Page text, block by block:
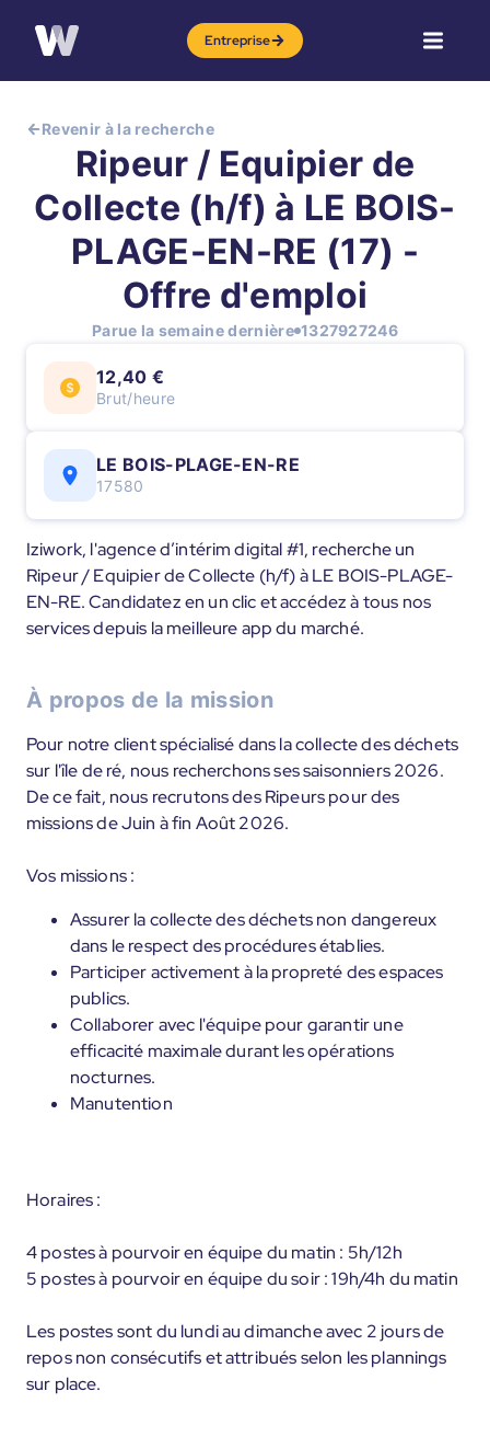
Entreprise
Revenir à la recherche
Ripeur / Equipier de
Collecte (h/f) à LE BOIS-
PLAGE-EN-RE (17) -
Offre d'emploi
Parue la semaine dernière 1327927246
12,40 €
Brut/heure
LE BOIS-PLAGE-EN-RE
17580
Iziwork, l'agence d’intérim digital #1, recherche un
Ripeur / Equipier de Collecte (h/f) à LE BOIS-PLAGE-
EN-RE. Candidatez en un clic et accédez à tous nos
services depuis la meilleure app du marché.
À propos de la mission
Pour notre client spécialisé dans la collecte des déchets
sur l'île de ré, nous recherchons ses saisonniers 2026.
De ce fait, nous recrutons des Ripeurs pour des
missions de Juin à fin Août 2026.
Vos missions :
Assurer la collecte des déchets non dangereux
dans le respect des procédures établies.
Participer activement à la propreté des espaces
publics.
Collaborer avec l'équipe pour garantir une
efficacité maximale durant les opérations
nocturnes.
Manutention
Horaires :
4 postes à pourvoir en équipe du matin : 5h/12h
5 postes à pourvoir en équipe du soir : 19h/4h du matin
Les postes sont du lundi au dimanche avec 2 jours de
repos non consécutifs et attribués selon les plannings
sur place.